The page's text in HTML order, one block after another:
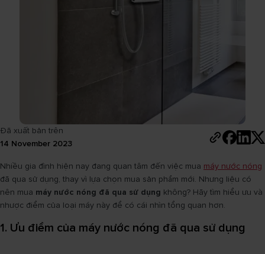
Đã xuất bản trên
14 November 2023
Nhiều gia đình hiện nay đang quan tâm đến việc mua máy nước nóng
đã qua sử dụng, thay vì lựa chọn mua sản phẩm mới. Nhưng liệu có
nên mua máy nước nóng đã qua sử dụng không? Hãy tìm hiểu ưu và
nhược điểm của loại máy này để có cái nhìn tổng quan hơn.
1. Ưu điểm của máy nước nóng đã qua sử dụng